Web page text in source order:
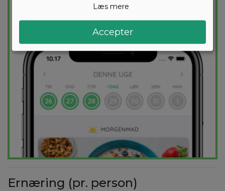
PRØVGRATIS
Ernæring (pr. person)
Læs mere
Accepter